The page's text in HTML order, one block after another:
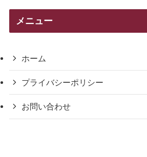
メニュー
ホーム
プライバシーポリシー
お問い合わせ